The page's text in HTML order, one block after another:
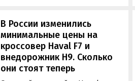
В России изменились
минимальные цены на
кроссовер Haval F7 и
внедорожник H9. Сколько
они стоят теперь